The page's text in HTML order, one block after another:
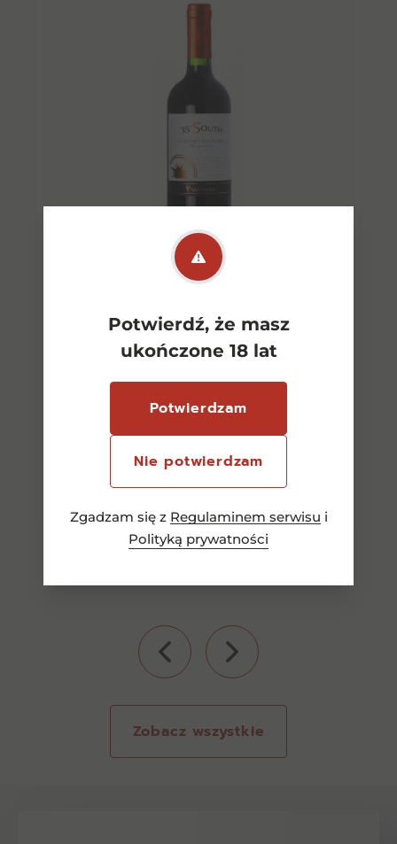
Potwierdź, że masz
ukończone 18 lat
Potwierdzam
Nie potwierdzam
Zgadzam się z Regulaminem serwisu i
Polityką prywatności
35 South Reserva CaberSauv
CW 0,75l 14%
28,00zł
Dowiedz się więcej
Zobacz wszystkie